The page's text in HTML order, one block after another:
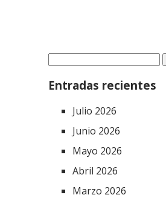
Buscar:
Entradas recientes
Julio 2026
Junio 2026
Mayo 2026
Abril 2026
Marzo 2026